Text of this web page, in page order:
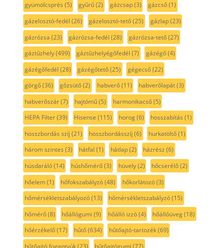
gyümölcsprés (5) gyűrű(2) gázcsap(3) gázcső(1)
gázelosztó-fedél (26) gázelosztó-tető(25) gázlap(23)
gázrózsa (23) gázrózsa-fedél (28) gázrózsa-tető(27)
gáztűzhely(499) gáztűzhelyégőfedél (7) gázégő(4)
gázégőfedél (28) gázégőtető(25) gégecső(22)
görgő(36) gőzsütő(2) habverő(11) habverőlapát(3)
habverőszár(7) hajtómű(5) harmonikacső(5)
HEPA Filter(39) Hisense (115) horog(6) hosszabítás (1)
hosszbordás szíj (21) hosszbordásszíj (6) hurkatöltő(1)
három szintes (3) hátfal (1) hátlap(2) házrész (6)
húsdaráló(14) húshőmérő(3) hüvely(2) hőcserélő(2)
hőelem(1) hőfokszabályzó(48) hőkorlátozó(3)
hőmérsékletszabályozó(13) hőmérsékletszabályzó(15)
hőmérő(8) hőállógumi (9) hőálló izzó(4) hőállóüveg(18)
hőérzékelő(17) hűtő(634) hűtőajtó-tartozék(69)
hűtőajtó fogantyúk(23) hűtőajtógumi (77)